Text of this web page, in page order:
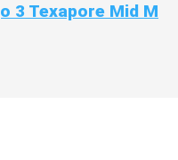
3 Texapore Mid M